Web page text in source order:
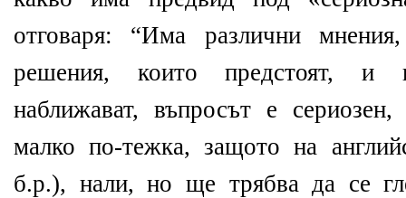
отговаря: “Има различни
решения, които предстоят, и
наближават, въпросът е
малко по-тежка, защото на
б.р.), нали, но ще трябва да се